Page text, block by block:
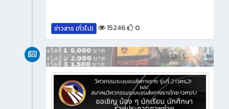
ข่าวสาร (ทั่วไป) 15246 0
3 ปี ที่ผ่านมา
ข่าวสาร